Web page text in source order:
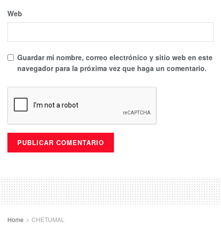
Web
Guardar mi nombre, correo electrónico y sitio web en este
navegador para la próxima vez que haga un comentario.
Home CHETUMAL